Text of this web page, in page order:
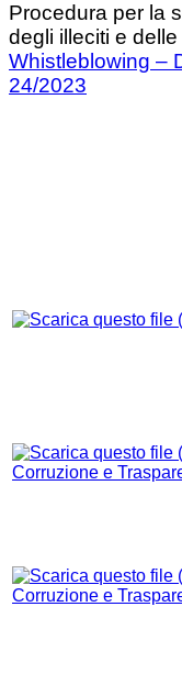
Procedura per la
degli illeciti e
Whistleblowing –
24/2023
Corruzione e
Corruzione e